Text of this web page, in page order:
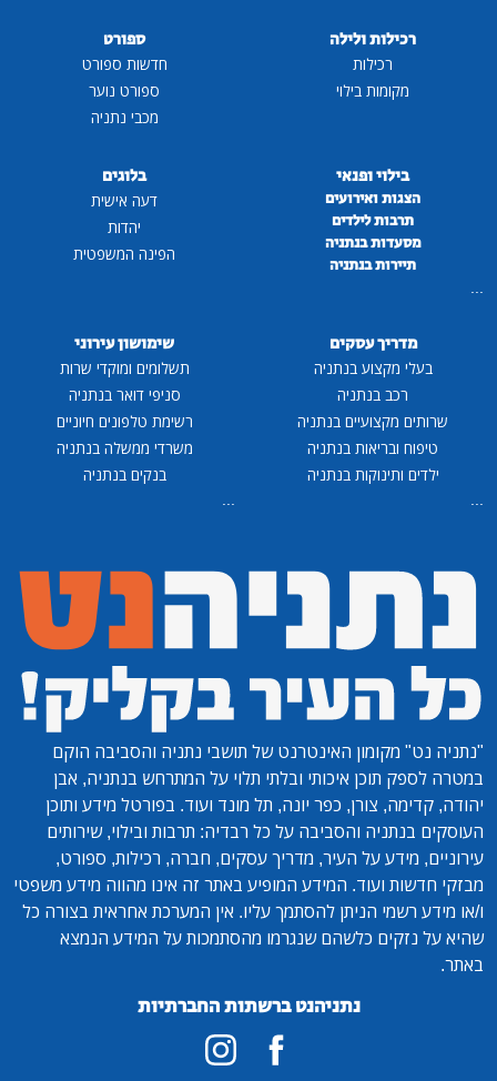
רכילות ולילה
רכילות
מקומות בילוי
ספורט
חדשות ספורט
ספורט נוער
מכבי נתניה
בילוי ופנאי
הצגות ואירועים
תרבות לילדים
מסעדות בנתניה
תיירות בנתניה
בלוגים
דעה אישית
יהדות
הפינה המשפטית
מדריך עסקים
בעלי מקצוע בנתניה
רכב בנתניה
שרותים מקצועיים בנתניה
טיפוח ובריאות בנתניה
ילדים ותינוקות בנתניה
שימושון עירוני
תשלומים ומוקדי שרות
סניפי דואר בנתניה
רשימת טלפונים חיוניים
משרדי ממשלה בנתניה
בנקים בנתניה
"נתניה נט" מקומון האינטרנט של תושבי נתניה והסביבה הוקם
במטרה לספק תוכן איכותי ובלתי תלוי על המתרחש בנתניה, אבן
יהודה, קדימה, צורן, כפר יונה, תל מונד ועוד. בפורטל מידע ותוכן
העוסקים בנתניה והסביבה על כל רבדיה: תרבות ובילוי, שירותים
עירוניים, מידע על העיר, מדריך עסקים, חברה, רכילות, ספורט,
מבזקי חדשות ועוד. המידע המופיע באתר זה אינו מהווה מידע משפטי
ו/או מידע רשמי הניתן להסתמך עליו. אין המערכת אחראית בצורה כל
שהיא על נזקים כלשהם שנגרמו מהסתמכות על המידע הנמצא
באתר.
נתניהנט ברשתות החברתיות